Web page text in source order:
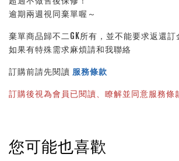
逾期兩週視同棄單喔～
棄單商品歸不二GK所有，並不能要求返還訂
如果有特殊需求麻煩請和我聯絡
訂購前請先閱讀 服務條款
訂購後視為會員已閱讀、瞭解並同意服務條
您可能也喜歡